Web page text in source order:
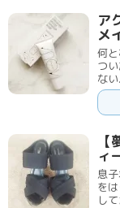
ア
メ
何
つ
ない
ィ
息
を
し